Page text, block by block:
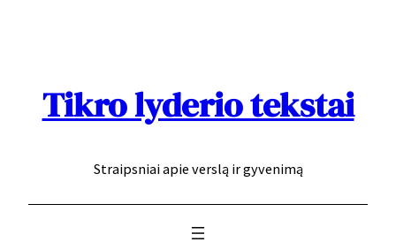
Tikro lyderio tekstai
Straipsniai apie verslą ir gyvenimą